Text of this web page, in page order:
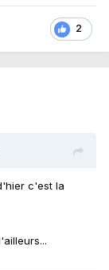
2
c'est la